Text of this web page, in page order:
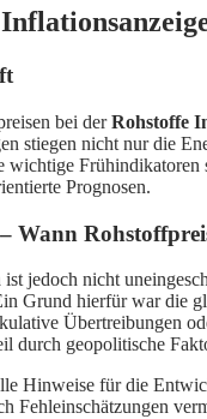
bei derRohstoffe
stiegen nicht nur die
Prognosen.
Wann
ist jedoch nicht
Grund hierfür war die
Übertreibungen
durch geopolitische
Hinweise für die
Fehleinschätzungen